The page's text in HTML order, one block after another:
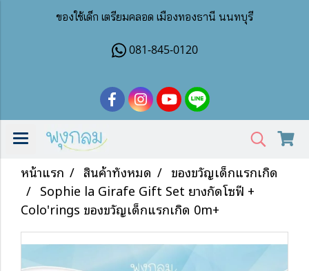
ของใช้เด็ก เตรียมคลอด เมืองทองธานี นนทบุรี
081-845-0120
หน้าแรก สินค้าทั้งหมด
ของขวัญเด็กแรกเกิด
Sophie la Girafe Gift Set ยางกัดโซฟี +
Colo'rings ของขวัญเด็กแรกเกิด 0m+